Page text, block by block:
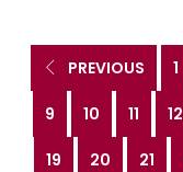
PREVIOUS 1
9 10 11 12
19 20 21